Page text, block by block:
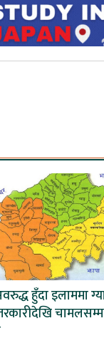
हुँदा इलाममा
चामलसम्म